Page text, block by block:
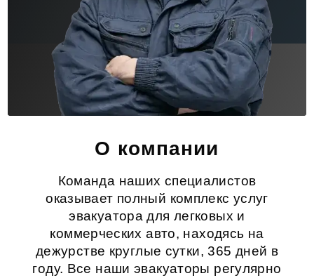
О компании
Команда наших специалистов
оказывает полный комплекс услуг
эвакуатора для легковых и
коммерческих авто, находясь на
дежурстве круглые сутки, 365 дней в
году. Все наши эвакуаторы регулярно